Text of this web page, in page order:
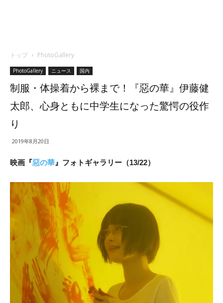
トップ PhotoGallery
PhotoGallery ニュース 国内
制服・体操着から裸まで！『惡の華』伊藤健
太郎、心身ともに中学生になった驚愕の役作
り
2019年8月20日
映画『惡の華 』フォトギャラリー（13/22）